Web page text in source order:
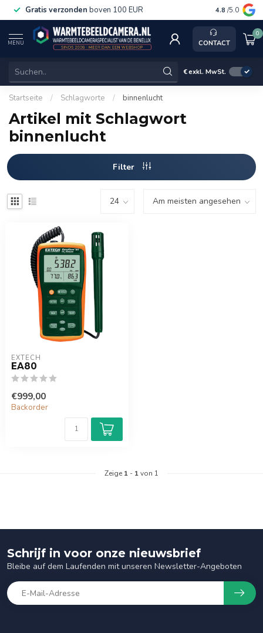
Gratis verzonden boven 100 EUR Service,
4.8 /5.0
MENU CONTACT
0
€exkl. MwSt.
Startseite / Schlagworte / binnenlucht
Artikel mit Schlagwort
binnenlucht
Filter
EXTECH
EA80
€999,00
Backorder
Zeige 1 - 1von 1
Schrijf in voor onze nieuwsbrief
Bleibe auf dem Laufenden mit unseren Newsletter-Angeboten